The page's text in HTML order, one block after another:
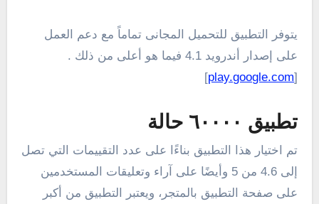
يتوفر التطبيق للتحميل المجانى تماماً مع دعم العمل
على إصدار أندرويد 4.1 فيما هو أعلى من ذلك .
[
play.google.com
]
تطبيق ٦٠٠٠٠ حالة
تم اختيار هذا التطبيق بناءًا على عدد التقييمات التي تصل
إلى 4.6 من 5 وأيضًا على آراء وتعليقات المستخدمين
على صفحة التطبيق بالمتجر، ويعتبر التطبيق من أكبر